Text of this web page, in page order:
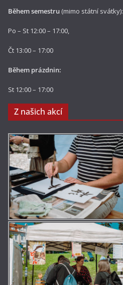
Během semestru (mimo státní svátky):
Po – St 12:00 – 17:00,
Čt 13:00 – 17:00
Během prázdnin:
St 12:00 – 17:00
Z našich akcí